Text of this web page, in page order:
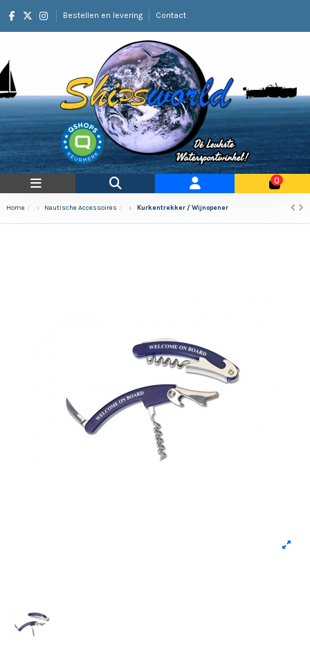
Bestellen en levering Contact
0
Home Nautische Accessoires Kurkentrekker / Wijnopener